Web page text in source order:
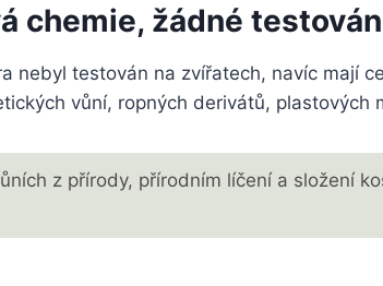
chemie, žádné
nebyl testován na zvířatech, navíc mají
vůní, ropných derivátů, plastových
z přírody, přírodním líčení a složení